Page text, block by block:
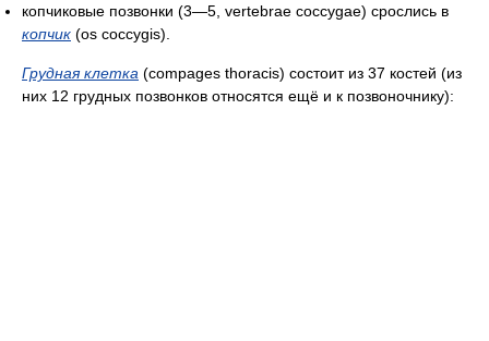
копчиковые позвонки (3—5, vertebrae coccygae) срослись в
копчик (os coccygis).
Грудная клетка (compages thoracis) состоит из 37 костей (из
них 12 грудных позвонков относятся ещё и к позвоночнику):